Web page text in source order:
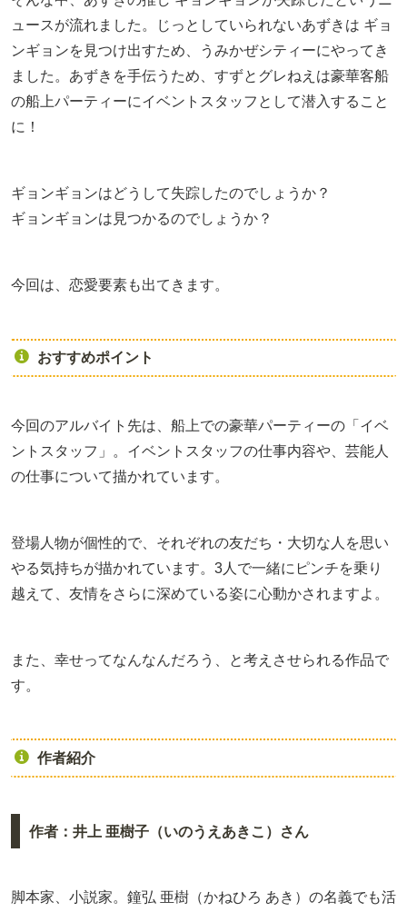
ュースが流れました。じっとしていられないあずきは ギョ
ンギョンを見つけ出すため、うみかぜシティーにやってき
ました。あずきを手伝うため、すずとグレねえは豪華客船
の船上パーティーにイベントスタッフとして潜入すること
に！
ギョンギョンはどうして失踪したのでしょうか？
ギョンギョンは見つかるのでしょうか？
今回は、恋愛要素も出てきます。
おすすめポイント
今回のアルバイト先は、船上での豪華パーティーの「イベ
ントスタッフ」。イベントスタッフの仕事内容や、芸能人
の仕事について描かれています。
登場人物が個性的で、それぞれの友だち・大切な人を思い
やる気持ちが描かれています。3人で一緒にピンチを乗り
越えて、友情をさらに深めている姿に心動かされますよ。
また、幸せってなんなんだろう、と考えさせられる作品で
す。
作者紹介
作者：井上 亜樹子（いのうえあきこ）さん
脚本家、小説家。鐘弘 亜樹（かねひろ あき）の名義でも活